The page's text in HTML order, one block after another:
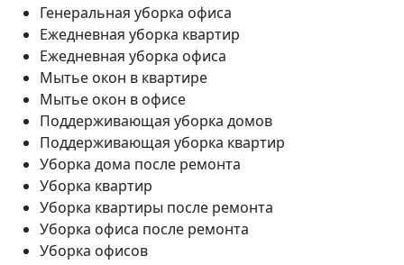
Генеральная уборка офиса
Ежедневная уборка квартир
Ежедневная уборка офиса
Мытье окон в квартире
Мытье окон в офисе
Поддерживающая уборка домов
Поддерживающая уборка квартир
Уборка дома после ремонта
Уборка квартир
Уборка квартиры после ремонта
Уборка офиса после ремонта
Уборка офисов